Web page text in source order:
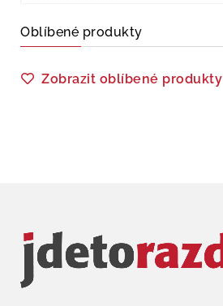
Oblíbené produkty
Zobrazit oblíbené produkty